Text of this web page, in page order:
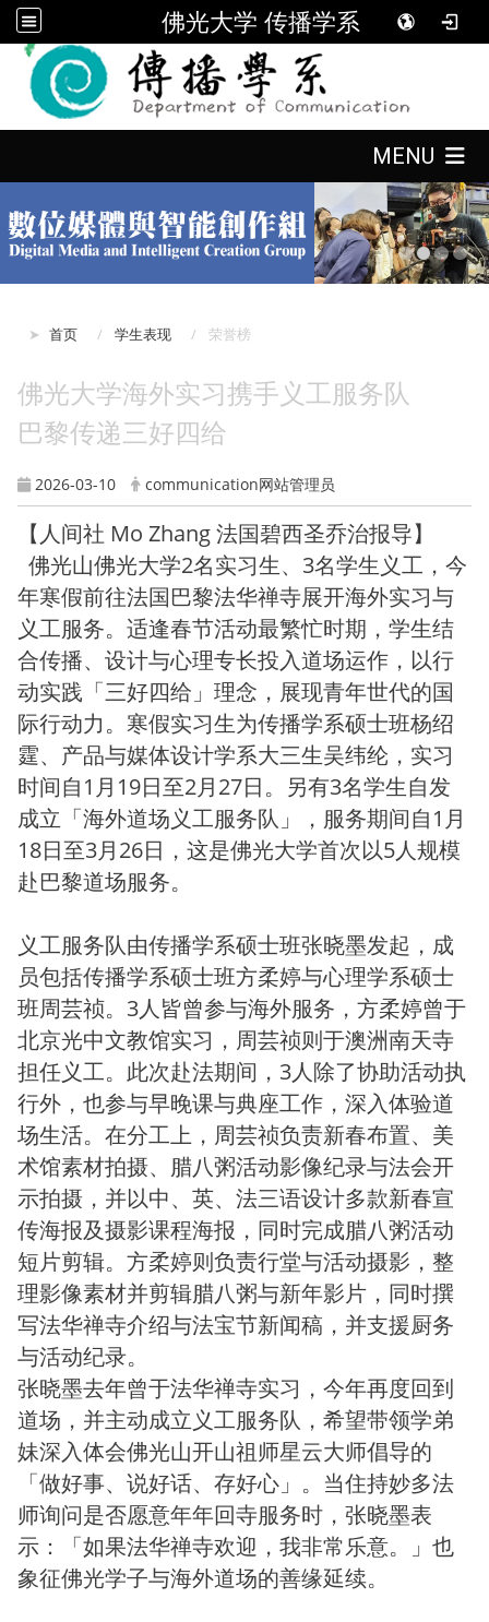
佛光大学 传播学系
MENU
首页 学生表现 荣誉榜
佛光大学海外实习携手义工服务队
巴黎传递三好四给
2026-03-10 communication网站管理员
【人间社 Mo Zhang 法国碧西圣乔治报导】
佛光山佛光大学2名实习生、3名学生义工，今
年寒假前往法国巴黎法华禅寺展开海外实习与
义工服务。适逢春节活动最繁忙时期，学生结
合传播、设计与心理专长投入道场运作，以行
动实践「三好四给」理念，展现青年世代的国
际行动力。寒假实习生为传播学系硕士班杨绍
霆、产品与媒体设计学系大三生吴纬纶，实习
时间自1月19日至2月27日。另有3名学生自发
成立「海外道场义工服务队」，服务期间自1月
18日至3月26日，这是佛光大学首次以5人规模
赴巴黎道场服务。
义工服务队由传播学系硕士班张晓墨发起，成
员包括传播学系硕士班方柔婷与心理学系硕士
班周芸祯。3人皆曾参与海外服务，方柔婷曾于
北京光中文教馆实习，周芸祯则于澳洲南天寺
担任义工。此次赴法期间，3人除了协助活动执
行外，也参与早晚课与典座工作，深入体验道
场生活。在分工上，周芸祯负责新春布置、美
术馆素材拍摄、腊八粥活动影像纪录与法会开
示拍摄，并以中、英、法三语设计多款新春宣
传海报及摄影课程海报，同时完成腊八粥活动
短片剪辑。方柔婷则负责行堂与活动摄影，整
理影像素材并剪辑腊八粥与新年影片，同时撰
写法华禅寺介绍与法宝节新闻稿，并支援厨务
与活动纪录。
张晓墨去年曾于法华禅寺实习，今年再度回到
道场，并主动成立义工服务队，希望带领学弟
妹深入体会佛光山开山祖师星云大师倡导的
「做好事、说好话、存好心」。当住持妙多法
师询问是否愿意年年回寺服务时，张晓墨表
示：「如果法华禅寺欢迎，我非常乐意。」也
象征佛光学子与海外道场的善缘延续。